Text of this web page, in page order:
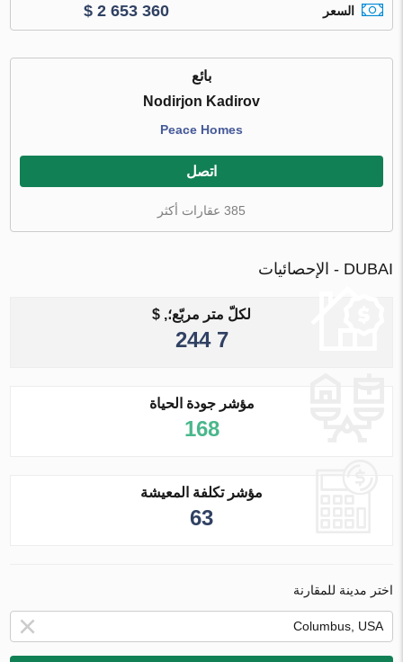
السعر $ 2 653 360
بائع
Nodirjon Kadirov
Peace Homes
اتصل
385 عقارات أكثر
DUBAI - الإحصائيات
لكلّ متر مربّع؛, $
7 244
مؤشر جودة الحياة
168
مؤشر تكلفة المعيشة
63
اختر مدينة للمقارنة